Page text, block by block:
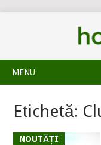
MENU
Etichetă:
NOUTĂȚI